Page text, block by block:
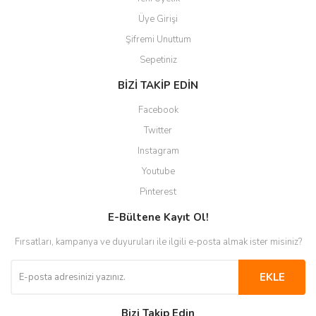
Üye Girişi
Şifremi Unuttum
Sepetiniz
BİZİ TAKİP EDİN
Facebook
Twitter
Instagram
Youtube
Pinterest
E-Bültene Kayıt Ol!
Fırsatları, kampanya ve duyuruları ile ilgili e-posta almak ister misiniz?
EKLE
Bizi Takip Edin